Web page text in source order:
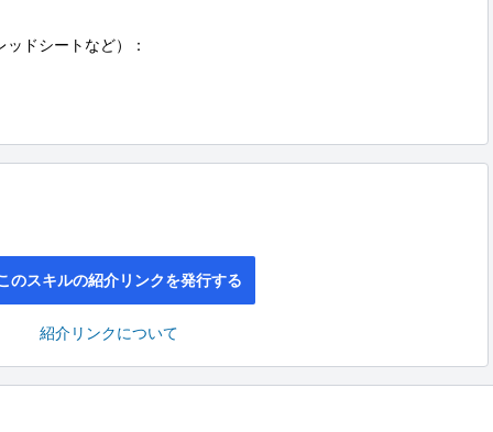
ドシートなど）：
のスキルの紹介リンクを発行する
紹介リンクについて